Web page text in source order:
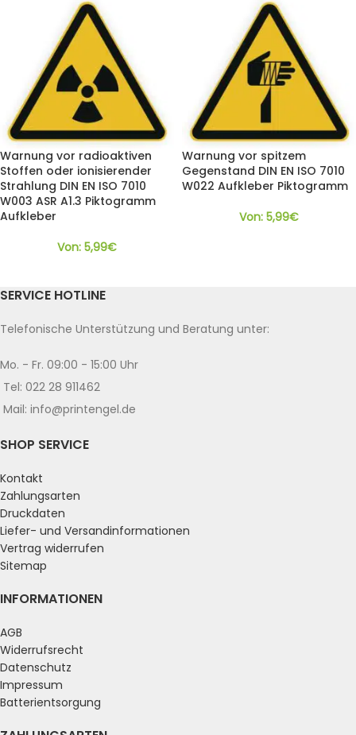
Warnung vor radioaktiven
Stoffen oder ionisierender
Strahlung DIN EN ISO 7010
W003 ASR A1.3 Piktogramm
Aufkleber
Von: 5,99€
Warnung vor spitzem
Gegenstand DIN EN ISO 7010
W022 Aufkleber Piktogramm
Von: 5,99€
SERVICE HOTLINE
Telefonische Unterstützung und Beratung unter:
Mo. - Fr. 09:00 - 15:00 Uhr
Tel: 022 28 911462
Mail: info@printengel.de
SHOP SERVICE
Kontakt
Zahlungsarten
Druckdaten
Liefer- und Versandinformationen
Vertrag widerrufen
Sitemap
INFORMATIONEN
AGB
Widerrufsrecht
Datenschutz
Impressum
Batterientsorgung